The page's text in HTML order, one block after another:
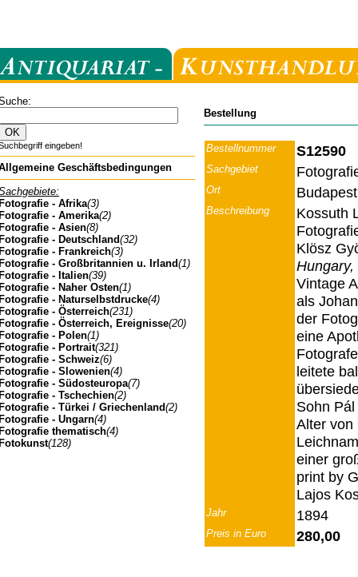
eingeben!
Geschäftsbedingungen
- Afrika(3)
- Amerika(2)
- Asien(8)
- Deutschland(32)
- Frankreich(3)
- Großbritannien u. Irland(1)
- Italien(39)
- Naher Osten(1)
- Naturselbstdrucke(4)
- Österreich(231)
- Österreich, Ereignisse(20)
- Polen(1)
- Portrait(321)
- Schweiz(6)
- Slowenien(4)
- Südosteuropa(7)
- Tschechien(2)
- Türkei / Griechenland(2)
- Ungarn(4)
thematisch(4)
(128)
Bestellung
Bestellnummer S12590
Sachgebiet
Ort Budapest
Beschreibung
Kossuth
Klösz
Vintage
als
der
eine
leitete
Sohn
Alter von
einer
print by
Lajos
Jahr 1894
Preis in Euro 280,00